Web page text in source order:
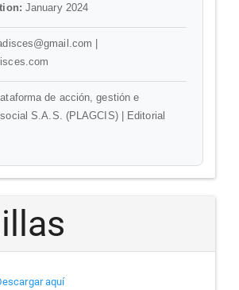
January 2024
|
de acción, gestión e
S.A.S. (PLAGCIS) | Editorial
aquí